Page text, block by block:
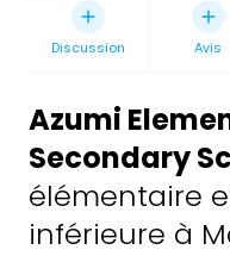
Discussion Avis
Azumi
Secondary
élémentaire
inférieure à